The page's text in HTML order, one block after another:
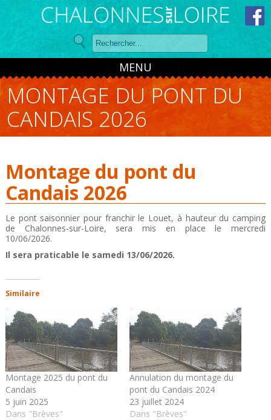
Panneau de gestion des cookies
MENU
MONTAGE DU PONT DU
CANDAIS 2026
Montage du pont du
Candais 2026
Le pont saisonnier pour franchir le Louet, à hauteur du camping
de Chalonnes-sur-Loire, sera mis en place le mercredi
10/06/2026.
Il sera praticable le samedi 13/06/2026.
Similaire
Montage 2025 du pont du
Candais
5 juin 2025
Dans "Brèves"
Annulation du montage du
pont du Candais 2024
23 juillet 2024
Dans "Brèves"